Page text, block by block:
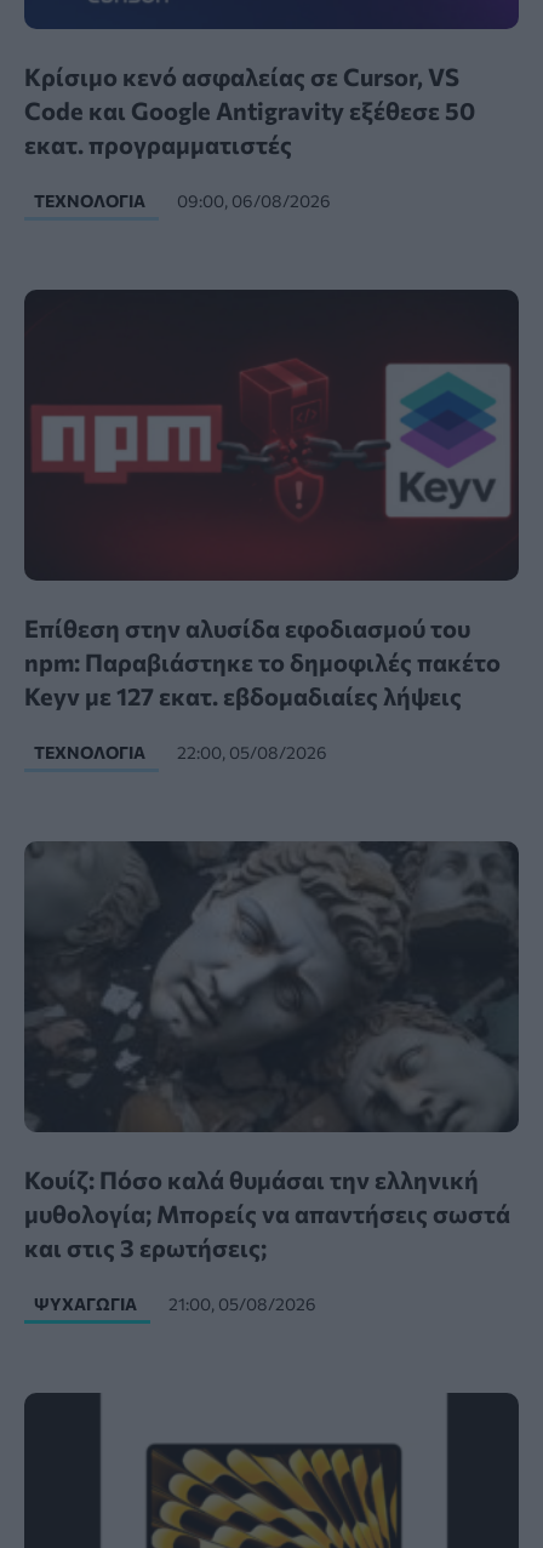
Κρίσιμο κενό ασφαλείας σε Cursor, VS
Code και Google Antigravity εξέθεσε 50
εκατ. προγραμματιστές
ΤΕΧΝΟΛΟΓΊΑ 09:00, 06/08/2026
Επίθεση στην αλυσίδα εφοδιασμού του
npm: Παραβιάστηκε το δημοφιλές πακέτο
Keyv με 127 εκατ. εβδομαδιαίες λήψεις
ΤΕΧΝΟΛΟΓΊΑ 22:00, 05/08/2026
Κουίζ: Πόσο καλά θυμάσαι την ελληνική
μυθολογία; Μπορείς να απαντήσεις σωστά
και στις 3 ερωτήσεις;
ΨΥΧΑΓΩΓΊΑ 21:00, 05/08/2026